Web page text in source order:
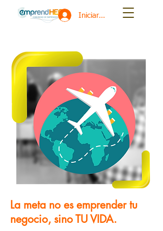
Iniciar sesión
La meta no es emprender tu
negocio, sino TU VIDA.